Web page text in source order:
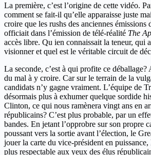
La première, c’est l’origine de cette vidéo.
comment se fait-il qu’elle apparaisse juste
croire que les rushs des anciennes émissions
officiait dans l’émission de télé-réalité The
accès libre. Qu ien connaissait la teneur, qui
visionner et quel est le véritable circuit de
La seconde, c’est à qui profite ce déballage?
du mal à y croire. Car sur le terrain de la
candidats n’y gagne vraiment. L’équipe de
désormais plus à exhumer quelque sordide
Clinton, ce qui nous ramènera vingt ans en
républicains? C’est plus probable, par un
bandes. En jetant l’opprobre sur son propre
poussant vers la sortie avant l’élection, le
jouer la carte du vice-président en
plus respectable aux yeux des élus